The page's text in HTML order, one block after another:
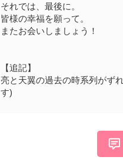
それでは、最後に。
皆様の幸福を願って。
またお会いしましょう！
【追記】
亮と天翼の過去の時系列がず
す)